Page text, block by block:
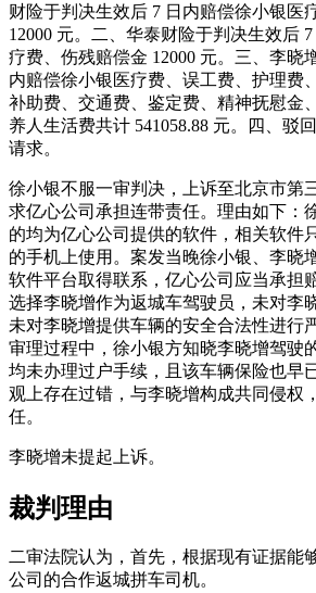
财险于判决生效后 7 日内赔偿徐小银医
12000 元。二、华泰财险于判决生效后
疗费、伤残赔偿金 12000 元。三、李晓
内赔偿徐小银医疗费、误工费、护理费
补助费、交通费、鉴定费、精神抚慰金
养人生活费共计 541058.88 元。四、驳
请求。
徐小银不服一审判决，上诉至北京市第
求亿心公司承担连带责任。理由如下：
的均为亿心公司提供的软件，相关软件
的手机上使用。案发当晚徐小银、李晓
软件平台取得联系，亿心公司应当承担
选择李晓增作为返城车驾驶员，未对李
未对李晓增提供车辆的安全合法性进行
审理过程中，徐小银方知晓李晓增驾驶
均未办理过户手续，且该车辆保险也早
观上存在过错，与李晓增构成共同侵权
任。
李晓增未提起上诉。
裁判理由
二审法院认为，首先，根据现有证据能
公司的合作返城拼车司机。